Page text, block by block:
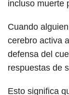
incluso muerte
Cuando
cerebro activa
defensa del
respuestas de
Esto significa